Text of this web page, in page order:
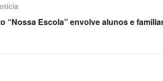
“Nossa Escola” envolve alunos e